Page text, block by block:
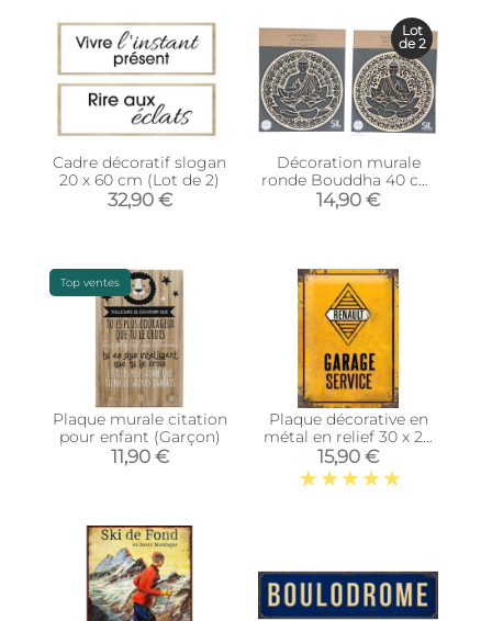
Cadre décoratif slogan
20 x 60 cm (Lot de 2)
32,90 €
Décoration murale
ronde Bouddha 40 cm
en bois sculpté
14,90 €
Lot
de 2
Top ventes
Plaque murale citation
pour enfant (Garçon)
11,90 €
Plaque décorative en
métal en relief 30 x 20
cm (Renault Garage
Service)
15,90 €